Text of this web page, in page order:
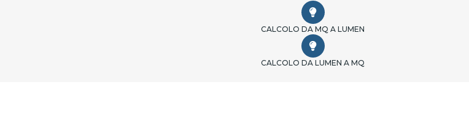
CALCOLO DA MQ A LUMEN
CALCOLO DA LUMEN A MQ